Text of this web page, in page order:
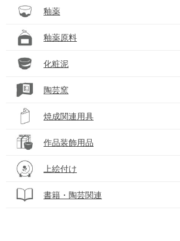
釉薬
釉薬原料
化粧泥
陶芸窯
焼成関連用具
作品装飾用品
上絵付け
書籍・陶芸関連